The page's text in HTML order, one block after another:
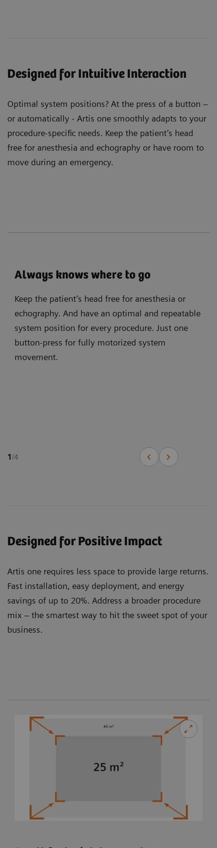
Designed for Intuitive Interaction
Optimal system positions? At the press of a button –
or automatically - Artis one smoothly adapts to your
procedure-specific needs. Keep the patient’s head
free for anesthesia and echography or have room to
move during an emergency.
Always knows where to go
Keep the patient’s head free for anesthesia or
echography. And have an optimal and repeatable
system position for every procedure. Just one
button-press for fully motorized system
movement.
1 /4
Designed for Positive Impact
Artis one requires less space to provide large returns.
Fast installation, easy deployment, and energy
savings of up to 20%. Address a broader procedure
mix – the smartest way to hit the sweet spot of your
business.